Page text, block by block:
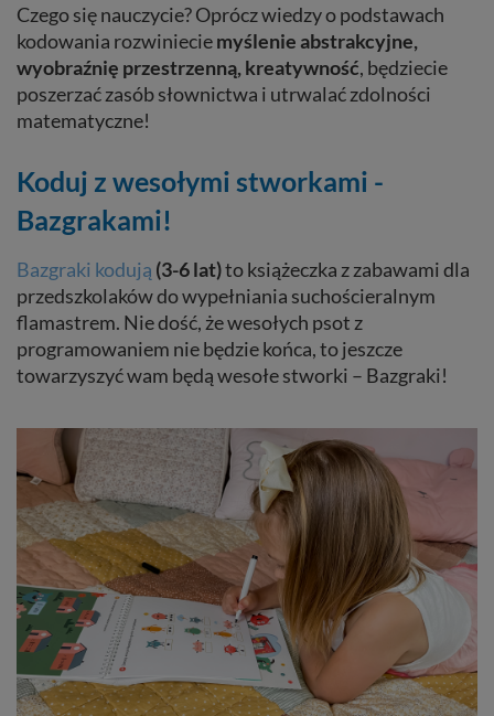
Czego się nauczycie? Oprócz wiedzy o podstawach
kodowania rozwinieciemyślenie abstrakcyjne,
wyobraźnię przestrzenną, kreatywność, będziecie
poszerzać zasób słownictwa i utrwalać zdolności
matematyczne!
Koduj z wesołymi stworkami -
Bazgrakami!
Bazgraki kodują (3-6 lat)to książeczka z zabawami dla
przedszkolaków do wypełniania suchościeralnym
flamastrem. Nie dość, że wesołych psot z
programowaniem nie będzie końca, to jeszcze
towarzyszyć wam będą wesołe stworki – Bazgraki!